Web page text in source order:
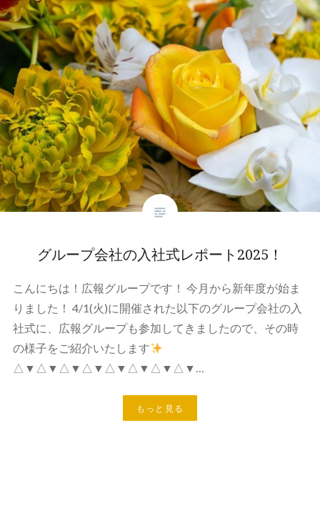
グループ会社の入社式レポート2025！
こんにちは！広報グループです！ 今月から新年度が始ま
りました！ 4/1(火)に開催された以下のグループ会社の入
社式に、広報グループも参加してきましたので、その時
の様子をご紹介いたします
△▼△▼△▼△▼△▼△▼△▼△▼…
もっと見る